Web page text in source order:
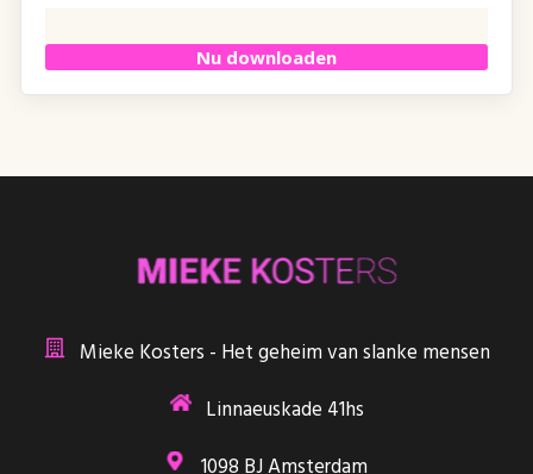
Nu downloaden
Mieke Kosters - Het geheim van slanke mensen
Linnaeuskade 41hs